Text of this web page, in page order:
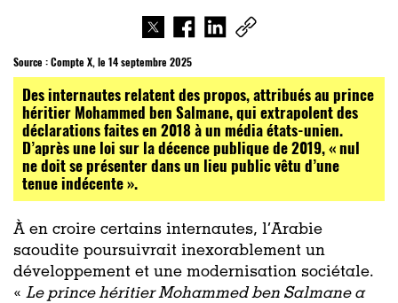
Source :Compte X, le 14 septembre 2025
Des internautes relatent des propos, attribués au prince
héritier Mohammed ben Salmane, qui extrapolent des
déclarations faites en 2018 à un média états-unien.
D’après une loi sur la décence publique de 2019, « nul
ne doit se présenter dans un lieu public vêtu d’une
tenue indécente ».
À en croire certains internautes, l’Arabie
saoudite poursuivrait inexorablement un
développement et une modernisation sociétale.
« Le prince héritier Mohammed ben Salmane a